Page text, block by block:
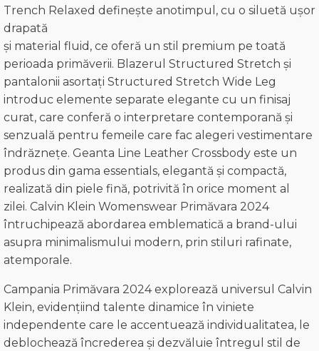
Trench Relaxed definește anotimpul, cu o siluetă ușor
drapată
și material fluid, ce oferă un stil premium pe toată
perioada primăverii. Blazerul Structured Stretch și
pantalonii asortați Structured Stretch Wide Leg
introduc elemente separate elegante cu un finisaj
curat, care conferă o interpretare contemporană și
senzuală pentru femeile care fac alegeri vestimentare
îndrăznețe. Geanta Line Leather Crossbody este un
produs din gama essentials, elegantă și compactă,
realizată din piele fină, potrivită în orice moment al
zilei. Calvin Klein Womenswear Primăvara 2024
întruchipează abordarea emblematică a brand-ului
asupra minimalismului modern, prin stiluri rafinate,
atemporale.
Campania Primăvara 2024 explorează universul Calvin
Klein, evidențiind talente dinamice în viniete
independente care le accentuează individualitatea, le
deblochează încrederea și dezvăluie întregul stil de